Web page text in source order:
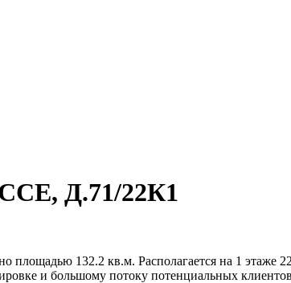
Д.71/22К1
132.2 кв.м. Располагается на 1 этаже
и большому потоку потенциальных